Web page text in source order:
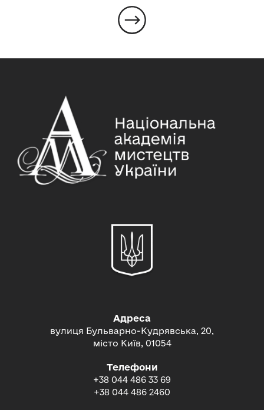
Адреса
вулиця Бульварно-Кудрявська, 20,
місто Київ, 01054
Телефони
+38 044 486 33 69
+38 044 486 2460